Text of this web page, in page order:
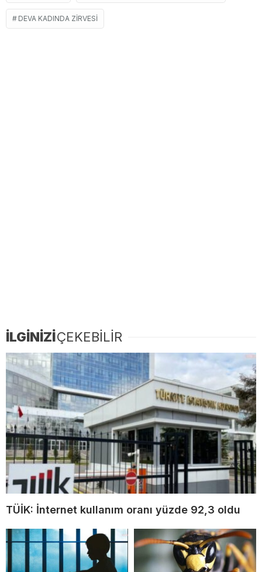
DEVA KADINDA ZIRVESI
İLGİNİZİÇEKEBİLİR
TÜİK: İnternet kullanım oranı yüzde 92,3 oldu